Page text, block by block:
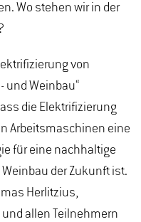
Wo stehen wir in der
von
und Weinbau“
die Elektrifizierung
Arbeitsmaschinen eine
für eine nachhaltige
der Zukunft ist.
Herlitzius,
allen Teilnehmern